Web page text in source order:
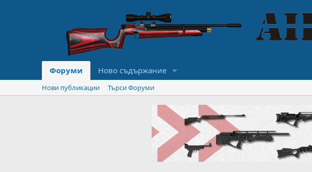
Форуми Ново съдържание
Нови публикации Търси Форуми